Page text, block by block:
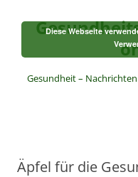
springen
Gesundheit –
Äpfel für die
Diese Webseite